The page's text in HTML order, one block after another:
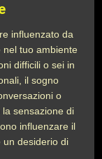
influenzato da
tuo ambiente
difficili o sei in
il sogno
o
sensazione di
influenzare il
un desiderio di